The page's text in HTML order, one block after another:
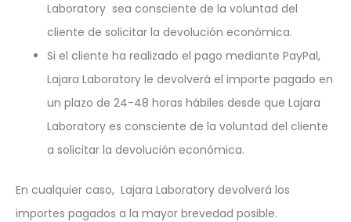
Laboratory sea consciente de la voluntad del
cliente de solicitar la devolución económica.
Si el cliente ha realizado el pago mediante PayPal,
Lajara Laboratory le devolverá el importe pagado en
un plazo de 24-48 horas hábiles desde que Lajara
Laboratory es consciente de la voluntad del cliente
a solicitar la devolución económica.
En cualquier caso, Lajara Laboratory devolverá los
importes pagados a la mayor brevedad posible.